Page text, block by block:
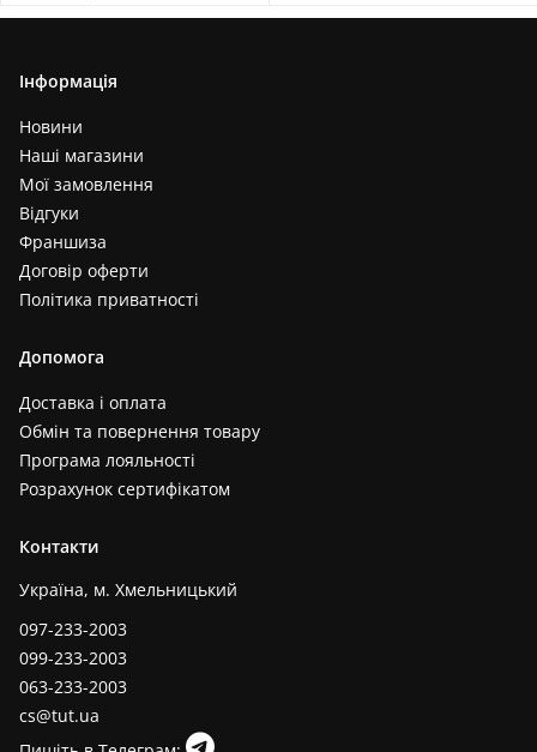
Інформація
Новини
Наші магазини
Мої замовлення
Відгуки
Франшиза
Договір оферти
Політика приватності
Допомога
Доставка і оплата
Обмін та повернення товару
Програма лояльності
Розрахунок сертифікатом
Контакти
Україна, м. Хмельницький
097-233-2003
099-233-2003
063-233-2003
cs@tut.ua